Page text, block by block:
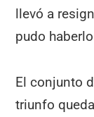
llevó a
pudo
El conjunto
triunfo